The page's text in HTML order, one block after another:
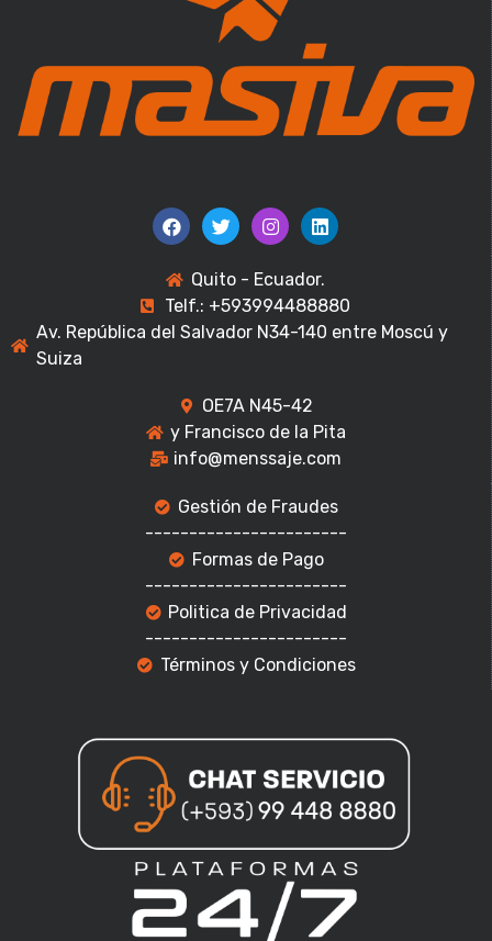
Quito - Ecuador.
Telf.: +593994488880
Av. República del Salvador N34-140 entre Moscú y
Suiza
OE7A N45-42
y Francisco de la Pita
info@menssaje.com
Gestión de Fraudes
-----------------------
Formas de Pago
-----------------------
Politica de Privacidad
-----------------------
Términos y Condiciones